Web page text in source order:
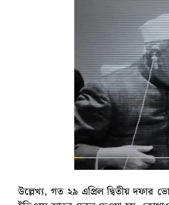
উল্লেখ্য, গত ২৯ এপ্রিল দ্বিতীয় দফার